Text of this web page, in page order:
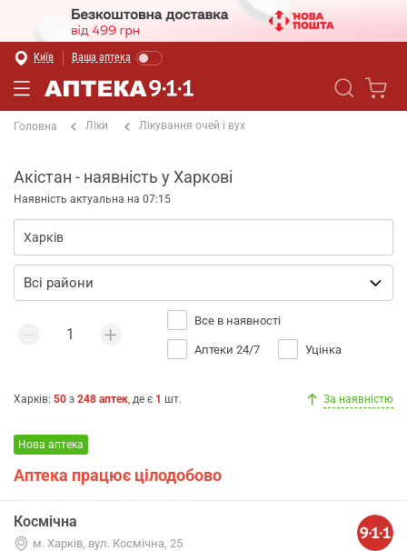
Київ Ваша аптека
Головна Ліки Лікування очей і вух
Акістан - наявність у Харкові
Наявність актуальна на 07:15
Все в наявності
Аптеки 24/7 Уцінка
Харків: 50 з 248 аптек, де є 1 шт. За наявністю
Нова аптека
Аптека працює цілодобово
Космічна
м. Харків, вул. Космічна, 25